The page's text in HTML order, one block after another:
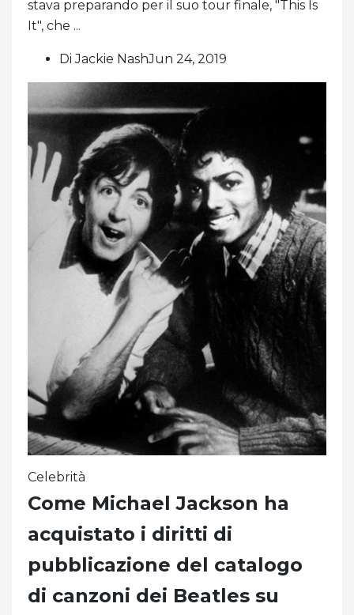
stava preparando per il suo tour finale, "This Is
It", che ...
Di Jackie NashJun 24, 2019
Celebrità
Come Michael Jackson ha
acquistato i diritti di
pubblicazione del catalogo
di canzoni dei Beatles su